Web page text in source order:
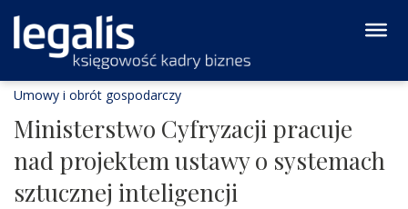
Umowy i obrót gospodarczy
Ministerstwo Cyfryzacji pracuje
nad projektem ustawy o systemach
sztucznej inteligencji